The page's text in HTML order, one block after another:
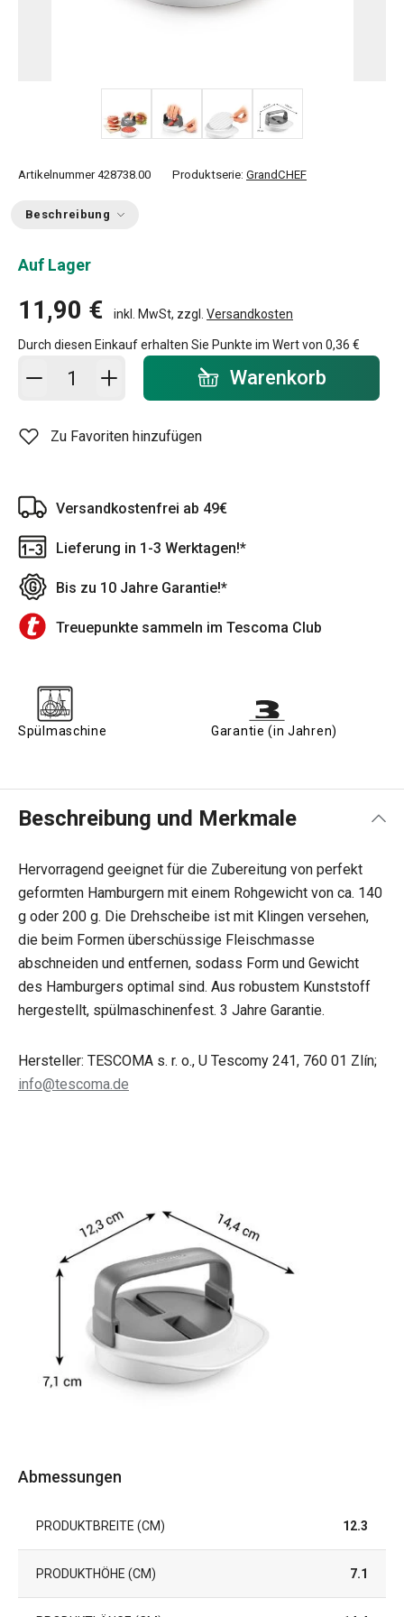
Artikelnummer 428738.00 Produktserie: GrandCHEF
Beschreibung
Auf Lager
11,90 € inkl. MwSt, zzgl. Versandkosten
Durch diesen Einkauf erhalten Sie Punkte im Wert von 0,36 €
In den Warenkorb - Menge Warenkorb
Zu Favoriten hinzufügen
Versandkostenfrei ab 49€
Lieferung in 1-3 Werktagen!*
Bis zu 10 Jahre Garantie!*
Treuepunkte sammeln im Tescoma Club
Spülmaschine Garantie (in Jahren)
Beschreibung und Merkmale
Hervorragend geeignet für die Zubereitung von perfekt
geformten Hamburgern mit einem Rohgewicht von ca. 140
g oder 200 g. Die Drehscheibe ist mit Klingen versehen,
die beim Formen überschüssige Fleischmasse
abschneiden und entfernen, sodass Form und Gewicht
des Hamburgers optimal sind. Aus robustem Kunststoff
hergestellt, spülmaschinenfest. 3 Jahre Garantie.
Hersteller: TESCOMA s. r. o., U Tescomy 241, 760 01 Zlín;
info@tescoma.de
Abmessungen
PRODUKTBREITE (CM) 12.3
PRODUKTHÖHE (CM) 7.1